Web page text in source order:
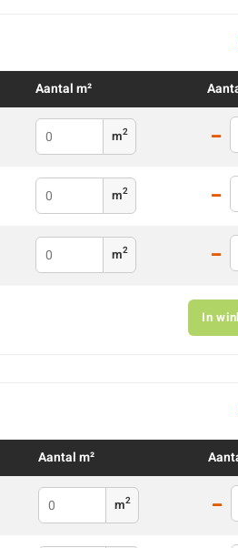
Aantal m²
m2
m2
m2
In
Aantal m²
m2